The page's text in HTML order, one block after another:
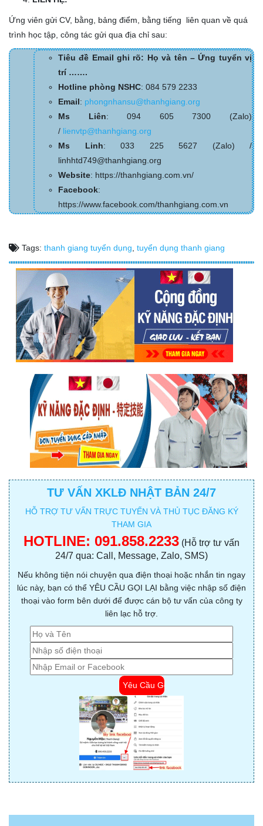
Ứng viên gửi CV, bằng, bảng điểm, bằng tiếng liên quan về quá
trình học tập, công tác gửi qua địa chỉ sau:
Tiêu đề Email ghi rõ: Họ và tên – Ứng tuyển vị
trí …….
Hotline phòng NSHC: 084 579 2233
Email: phongnhansu@thanhgiang.org
Ms Liên: 094 605 7300 (Zalo)
/ lienvtp@thanhgiang.org
Ms Linh: 033 225 5627 (Zalo) /
linhhtd749@thanhgiang.org
Website: https://thanhgiang.com.vn/
Facebook:
https://www.facebook.com/thanhgiang.com.vn
Tags: thanh giang tuyển dụng tuyển dụng thanh giang
TƯ VẤN XKLĐ NHẬT BẢN 24/7
HỖ TRỢ TƯ VẤN TRỰC TUYẾN VÀ THỦ TỤC ĐĂNG KÝ
THAM GIA
HOTLINE: 091.858.2233 (Hỗ trợ tư vấn
24/7 qua: Call, Message, Zalo, SMS)
Nếu không tiện nói chuyện qua điện thoại hoặc nhắn tin ngay
lúc này, bạn có thể YÊU CẦU GỌI LẠI bằng việc nhập số điện
thoại vào form bên dưới để được cán bộ tư vấn của công ty
liên lạc hỗ trợ.